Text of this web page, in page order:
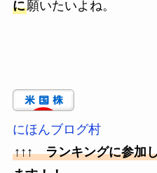
に願いたいよね。
にほんブログ村
↑↑↑ ランキングに参加